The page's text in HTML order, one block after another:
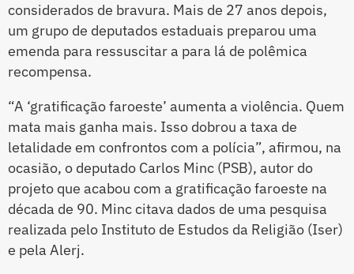
considerados de bravura. Mais de 27 anos depois,
um grupo de deputados estaduais preparou uma
emenda para ressuscitar a para lá de polêmica
recompensa.
“A ‘gratificação faroeste’ aumenta a violência. Quem
mata mais ganha mais. Isso dobrou a taxa de
letalidade em confrontos com a polícia”, afirmou, na
ocasião, o deputado Carlos Minc (PSB), autor do
projeto que acabou com a gratificação faroeste na
década de 90. Minc citava dados de uma pesquisa
realizada pelo Instituto de Estudos da Religião (Iser)
e pela Alerj.